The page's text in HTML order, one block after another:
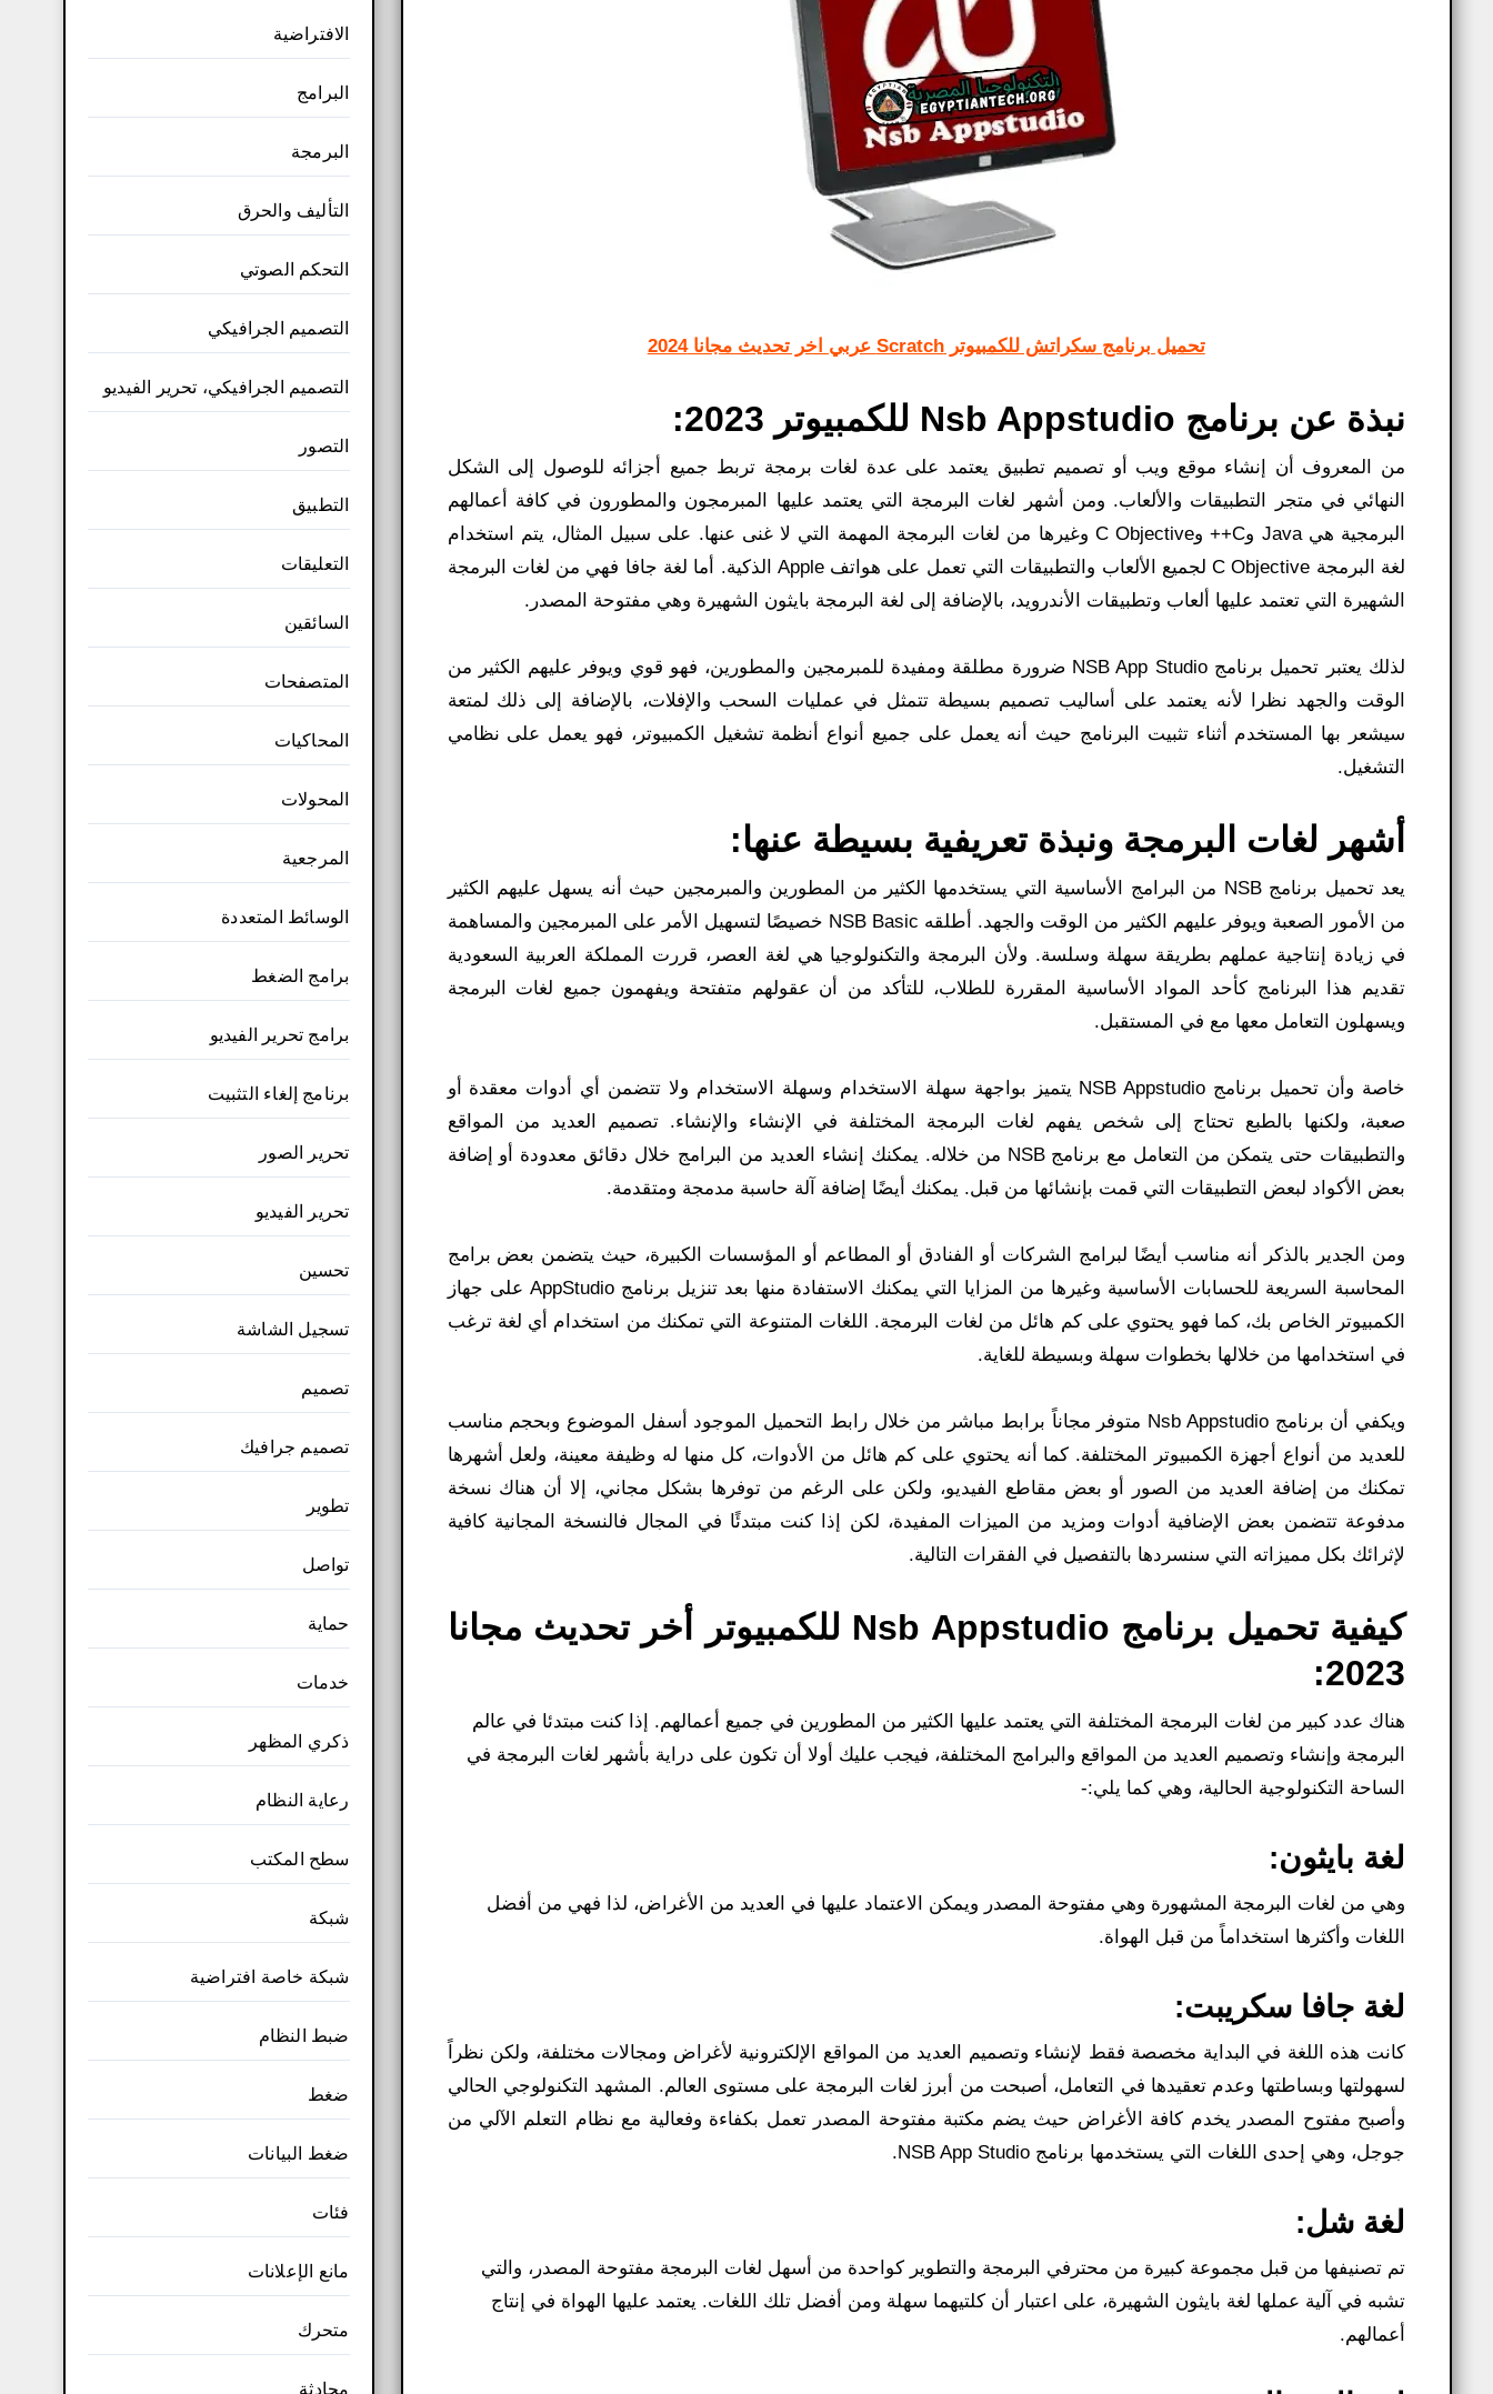
تحميل برنامج سكراتش للكمبيوتر Scratch عربي اخر تحديث مجانا 2024
نبذة عن برنامج Nsb Appstudio للكمبيوتر 2023:
من المعروف أن إنشاء موقع ويب أو تصميم تطبيق يعتمد على عدة لغات برمجة تربط جميع أجزائه للوصول إلى الشكل
النهائي في متجر التطبيقات والألعاب. ومن أشهر لغات البرمجة التي يعتمد عليها المبرمجون والمطورون في كافة أعمالهم
البرمجية هي Java وC++ وC Objective وغيرها من لغات البرمجة المهمة التي لا غنى عنها. على سبيل المثال، يتم استخدام
لغة البرمجة C Objective لجميع الألعاب والتطبيقات التي تعمل على هواتف Apple الذكية. أما لغة جافا فهي من لغات البرمجة
الشهيرة التي تعتمد عليها ألعاب وتطبيقات الأندرويد، بالإضافة إلى لغة البرمجة بايثون الشهيرة وهي مفتوحة المصدر.
لذلك يعتبر تحميل برنامج NSB App Studio ضرورة مطلقة ومفيدة للمبرمجين والمطورين، فهو قوي ويوفر عليهم الكثير من
الوقت والجهد نظرا لأنه يعتمد على أساليب تصميم بسيطة تتمثل في عمليات السحب والإفلات، بالإضافة إلى ذلك لمتعة
سيشعر بها المستخدم أثناء تثبيت البرنامج حيث أنه يعمل على جميع أنواع أنظمة تشغيل الكمبيوتر، فهو يعمل على نظامي
التشغيل.
أشهر لغات البرمجة ونبذة تعريفية بسيطة عنها:
يعد تحميل برنامج NSB من البرامج الأساسية التي يستخدمها الكثير من المطورين والمبرمجين حيث أنه يسهل عليهم الكثير
من الأمور الصعبة ويوفر عليهم الكثير من الوقت والجهد. أطلقه NSB Basic خصيصًا لتسهيل الأمر على المبرمجين والمساهمة
في زيادة إنتاجية عملهم بطريقة سهلة وسلسة. ولأن البرمجة والتكنولوجيا هي لغة العصر، قررت المملكة العربية السعودية
تقديم هذا البرنامج كأحد المواد الأساسية المقررة للطلاب، للتأكد من أن عقولهم متفتحة ويفهمون جميع لغات البرمجة
ويسهلون التعامل معها مع في المستقبل.
خاصة وأن تحميل برنامج NSB Appstudio يتميز بواجهة سهلة الاستخدام وسهلة الاستخدام ولا تتضمن أي أدوات معقدة أو
صعبة، ولكنها بالطبع تحتاج إلى شخص يفهم لغات البرمجة المختلفة في الإنشاء والإنشاء. تصميم العديد من المواقع
والتطبيقات حتى يتمكن من التعامل مع برنامج NSB من خلاله. يمكنك إنشاء العديد من البرامج خلال دقائق معدودة أو إضافة
بعض الأكواد لبعض التطبيقات التي قمت بإنشائها من قبل. يمكنك أيضًا إضافة آلة حاسبة مدمجة ومتقدمة.
ومن الجدير بالذكر أنه مناسب أيضًا لبرامج الشركات أو الفنادق أو المطاعم أو المؤسسات الكبيرة، حيث يتضمن بعض برامج
المحاسبة السريعة للحسابات الأساسية وغيرها من المزايا التي يمكنك الاستفادة منها بعد تنزيل برنامج AppStudio على جهاز
الكمبيوتر الخاص بك، كما فهو يحتوي على كم هائل من لغات البرمجة. اللغات المتنوعة التي تمكنك من استخدام أي لغة ترغب
في استخدامها من خلالها بخطوات سهلة وبسيطة للغاية.
ويكفي أن برنامج Nsb Appstudio متوفر مجاناً برابط مباشر من خلال رابط التحميل الموجود أسفل الموضوع وبحجم مناسب
للعديد من أنواع أجهزة الكمبيوتر المختلفة. كما أنه يحتوي على كم هائل من الأدوات، كل منها له وظيفة معينة، ولعل أشهرها
تمكنك من إضافة العديد من الصور أو بعض مقاطع الفيديو، ولكن على الرغم من توفرها بشكل مجاني، إلا أن هناك نسخة
مدفوعة تتضمن بعض الإضافية أدوات ومزيد من الميزات المفيدة، لكن إذا كنت مبتدئًا في المجال فالنسخة المجانية كافية
لإثرائك بكل مميزاته التي سنسردها بالتفصيل في الفقرات التالية.
كيفية تحميل برنامج Nsb Appstudio للكمبيوتر أخر تحديث مجانا
2023:
هناك عدد كبير من لغات البرمجة المختلفة التي يعتمد عليها الكثير من المطورين في جميع أعمالهم. إذا كنت مبتدئا في عالم
البرمجة وإنشاء وتصميم العديد من المواقع والبرامج المختلفة، فيجب عليك أولا أن تكون على دراية بأشهر لغات البرمجة في
الساحة التكنولوجية الحالية، وهي كما يلي:-
لغة بايثون:
وهي من لغات البرمجة المشهورة وهي مفتوحة المصدر ويمكن الاعتماد عليها في العديد من الأغراض، لذا فهي من أفضل
اللغات وأكثرها استخداماً من قبل الهواة.
لغة جافا سكريبت:
كانت هذه اللغة في البداية مخصصة فقط لإنشاء وتصميم العديد من المواقع الإلكترونية لأغراض ومجالات مختلفة، ولكن نظراً
لسهولتها وبساطتها وعدم تعقيدها في التعامل، أصبحت من أبرز لغات البرمجة على مستوى العالم. المشهد التكنولوجي الحالي
وأصبح مفتوح المصدر يخدم كافة الأغراض حيث يضم مكتبة مفتوحة المصدر تعمل بكفاءة وفعالية مع نظام التعلم الآلي من
جوجل، وهي إحدى اللغات التي يستخدمها برنامج NSB App Studio.
لغة شل:
تم تصنيفها من قبل مجموعة كبيرة من محترفي البرمجة والتطوير كواحدة من أسهل لغات البرمجة مفتوحة المصدر، والتي
تشبه في آلية عملها لغة بايثون الشهيرة، على اعتبار أن كلتيهما سهلة ومن أفضل تلك اللغات. يعتمد عليها الهواة في إنتاج
أعمالهم.
الافتراضية
البرامج
البرمجة
التأليف والحرق
التحكم الصوتي
التصميم الجرافيكي
التصميم الجرافيكي، تحرير الفيديو
التصور
التطبيق
التعليقات
السائقين
المتصفحات
المحاكيات
المحولات
المرجعية
الوسائط المتعددة
برامج الضغط
برامج تحرير الفيديو
برنامج إلغاء التثبيت
تحرير الصور
تحرير الفيديو
تحسين
تسجيل الشاشة
تصميم
تصميم جرافيك
تطوير
تواصل
حماية
خدمات
ذكري المظهر
رعاية النظام
سطح المكتب
شبكة
شبكة خاصة افتراضية
ضبط النظام
ضغط
ضغط البيانات
فئات
مانع الإعلانات
متحرك
محادثة